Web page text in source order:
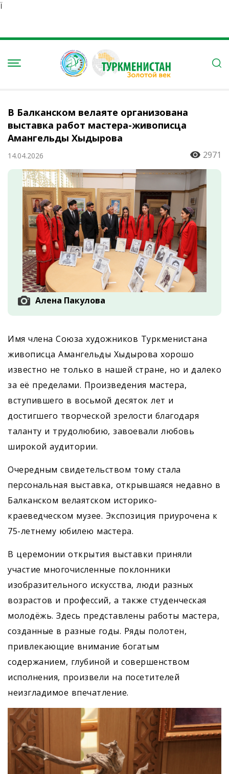
Ï
В Балканском велаяте организована
выставка работ мастера-живописца
Амангельды Хыдырова
14.04.2026 2971
Алена Пакулова
Имя члена Союза художников Туркменистана
живописца Амангельды Хыдырова хорошо
известно не только в нашей стране, но и далеко
за её пределами. Произведения мастера,
вступившего в восьмой десяток лет и
достигшего творческой зрелости благодаря
таланту и трудолюбию, завоевали любовь
широкой аудитории.
Очередным свидетельством тому стала
персональная выставка, открывшаяся недавно в
Балканском велаятском историко-
краеведческом музее. Экспозиция приурочена к
75-летнему юбилею мастера.
В церемонии открытия выставки приняли
участие многочисленные поклонники
изобразительного искусства, люди разных
возрастов и профессий, а также студенческая
молодёжь. Здесь представлены работы мастера,
созданные в разные годы. Ряды полотен,
привлекающие внимание богатым
содержанием, глубиной и совершенством
исполнения, произвели на посетителей
неизгладимое впечатление.